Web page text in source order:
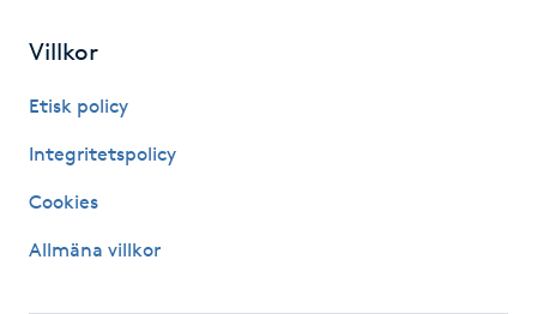
Villkor
Etisk policy
Integritetspolicy
Cookies
Allmäna villkor